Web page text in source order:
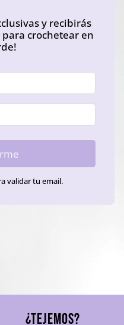
y recibirás
crochetear en
validar tu email.
¿TEJEMOS?